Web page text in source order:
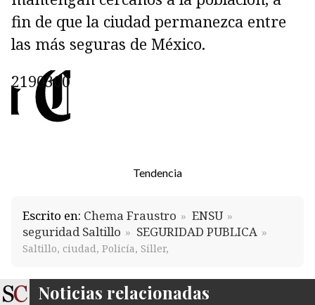
fin de que la ciudad permanezca entre
las más seguras de México.
Tendencia
Escrito en: Chema Fraustro
ENSU
seguridad Saltillo
SEGURIDAD PUBLICA
Saltillo, ciudad, Policía, Siller,
Noticias relacionadas